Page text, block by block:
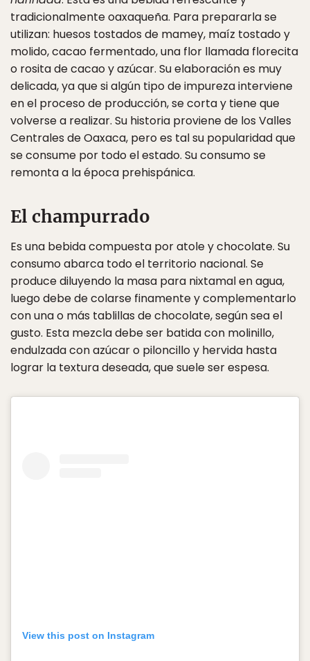
tradicionalmente oaxaqueña. Para prepararla se
utilizan: huesos tostados de mamey, maíz tostado y
molido, cacao fermentado, una flor llamada florecita
o rosita de cacao y azúcar. Su elaboración es muy
delicada, ya que si algún tipo de impureza interviene
en el proceso de producción, se corta y tiene que
volverse a realizar. Su historia proviene de los Valles
Centrales de Oaxaca, pero es tal su popularidad que
se consume por todo el estado. Su consumo se
remonta a la época prehispánica.
El champurrado
Es una bebida compuesta por atole y chocolate. Su
consumo abarca todo el territorio nacional. Se
produce diluyendo la masa para nixtamal en agua,
luego debe de colarse finamente y complementarlo
con una o más tablillas de chocolate, según sea el
gusto. Esta mezcla debe ser batida con molinillo,
endulzada con azúcar o piloncillo y hervida hasta
lograr la textura deseada, que suele ser espesa.
View this post on Instagram